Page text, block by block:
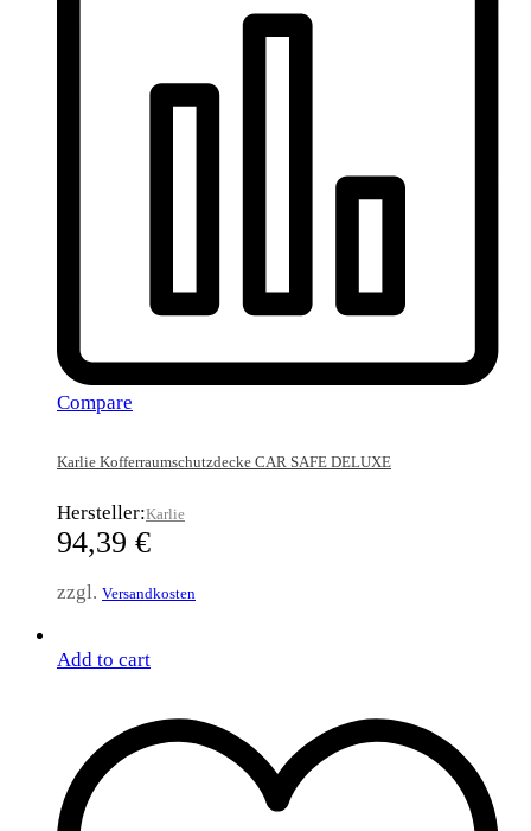
Compare
Karlie Kofferraumschutzdecke CAR SAFE DELUXE
Hersteller:Karlie
94,39 €
zzgl. Versandkosten
Add to cart